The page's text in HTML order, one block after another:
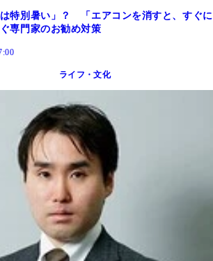
特別暑い」？ 「エアコンを消すと、すぐに
専門家のお勧め対策
ライフ・文化